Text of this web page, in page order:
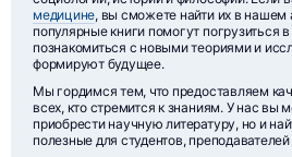
медицине, вы сможете найти их в нашем
популярные книги помогут погрузиться
познакомиться с новыми теориями и
формируют будущее.
Мы гордимся тем, что предоставляем
всех, кто стремится к знаниям. У нас вы
приобрести научную литературу, но и
полезные для студентов,